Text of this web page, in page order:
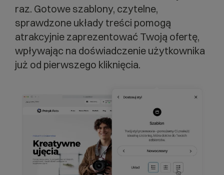
raz. Gotowe szablony, czytelne,
sprawdzone układy treści pomogą
atrakcyjnie zaprezentować Twoją ofertę,
wpływając na doświadczenie użytkownika
już od pierwszego kliknięcia.